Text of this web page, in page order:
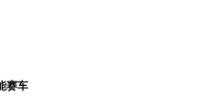
赛车